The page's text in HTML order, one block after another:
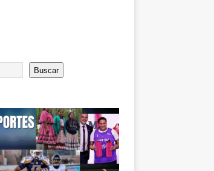
Buscar